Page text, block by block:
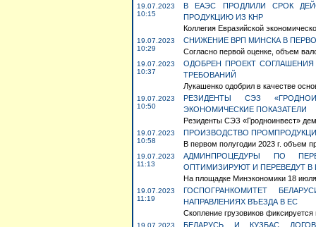
19.07.2023
10:15
В ЕАЭС ПРОДЛИЛИ СРОК
ПРОДУКЦИЮ ИЗ КНР
Коллегия Евразийской
19.07.2023
10:29
СНИЖЕНИЕ ВРП МИНСКА В
Согласно первой оценке, объем
19.07.2023
10:37
ОДОБРЕН ПРОЕКТ
ТРЕБОВАНИЙ
Лукашенко одобрил в качестве
19.07.2023
10:50
РЕЗИДЕНТЫ СЭЗ
ЭКОНОМИЧЕСКИЕ ПОКАЗАТЕЛИ
Резиденты СЭЗ «Гродноинвест»
19.07.2023
10:58
ПРОИЗВОДСТВО
В первом полугодии 2023 г. объем
19.07.2023
11:13
АДМИНПРОЦЕДУРЫ ПО
ОПТИМИЗИРУЮТ И ПЕРЕВЕДУТ
На площадке Минэкономики 18 июля
19.07.2023
11:19
ГОСПОГРАНКОМИТЕТ
НАПРАВЛЕНИЯХ ВЪЕЗДА В ЕС
Скопление грузовиков
19.07.2023
БЕЛАРУСЬ И КУЗБАС